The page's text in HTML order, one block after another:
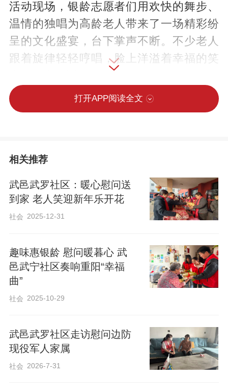
活动现场，银龄志愿者们用欢快的舞步、
温情的独唱为高龄老人带来了一场精彩纷
呈的文化盛宴，台下掌声不断。不少老人
跟着旋律轻轻哼唱，脸上洋溢着幸福的笑
道：“孩子们不在家，能在社区跟大家伙一
起热热闹闹的，非常开心！”
满满的爱心，为在场的老人切分节日蛋
糕。大家将蛋糕小心翼翼送到老人手中，
主动为行动不便的老人喂食蛋糕，老人们
吃在嘴里，甜在心上。
打开APP阅读全文
相关推荐
武邑武罗社区：暖心慰问送
到家 老人笑迎新年乐开花
社会 2025-12-31
趣味惠银龄 慰问暖暮心 武
邑武宁社区奏响重阳“幸福
曲”
社会 2025-10-29
武邑武罗社区走访慰问边防
现役军人家属
社会 2026-7-31